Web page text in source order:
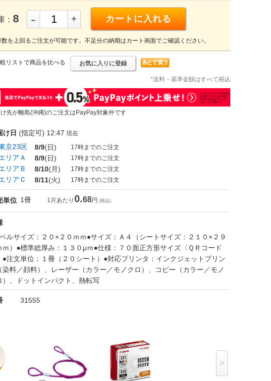
： 8 - + カートに入れる
数を上回るご注文が可能です。不足分の納期はカート画面でご確認ください。
リストで商品を比べる お気に入りに登録
*送料・基準金額はすべて税込
先が離島(沖縄)のご注文はPayPay対象外です
け日 (指定可) 12:47 現在
京23区 8/9(日) 17時までのご注文
リアＡ 8/9(日) 17時までのご注文
リアＢ 8/10(月) 17時までのご注文
リアＣ 8/11(火) 17時までのご注文
単位 1冊 1片あたり 0.68円 (税込)
ルサイズ：２０×２０ｍｍ●サイズ：Ａ４（シートサイズ：２１０×２９
ｍ）●標準総厚み：１３０μｍ●仕様：７０面正方形サイズ〈ＱＲコード
●注文単位：１冊（２０シート）●対応プリンタ：インクジェットプリン
染料／顔料）、レーザー（カラー／モノクロ）、コピー（カラー／モノ
）、ドットインパクト、熱転写
31555
>